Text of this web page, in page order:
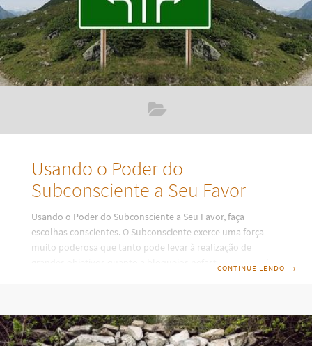
Usando o Poder do
Subconsciente a Seu Favor
Usando o Poder do Subconsciente a Seu Favor, faça
escolhas conscientes. O Subconsciente exerce uma força
muito poderosa que tanto pode levar à realização de
consistentes, ou melhor, tudo aquilo que mentalizamos
com forte emoção. Também é nessa instância da nossa
CONTINUE LENDO →